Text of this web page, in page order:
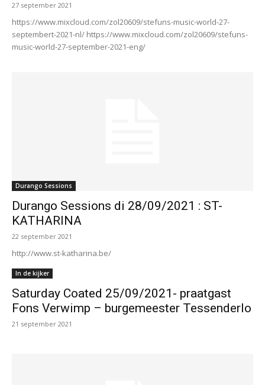
27 september 2021
https://www.mixcloud.com/zol20609/stefuns-music-world-27-
septembert-2021-nl/ https://www.mixcloud.com/zol20609/stefuns-
music-world-27-september-2021-eng/
Durango Sessions
Durango Sessions di 28/09/2021 : ST-
KATHARINA
22 september 2021
http://www.st-katharina.be/
In de kijker
Saturday Coated 25/09/2021- praatgast
Fons Verwimp – burgemeester Tessenderlo
21 september 2021